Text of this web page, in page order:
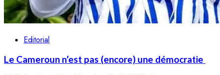
Editorial
Le Cameroun n’est pas (encore) une démocratie